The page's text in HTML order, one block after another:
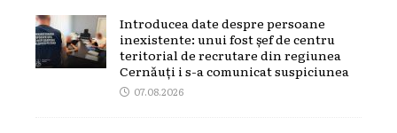
Introducea date despre persoane
inexistente: unui fost șef de centru
teritorial de recrutare din regiunea
Cernăuți i s-a comunicat suspiciunea
07.08.2026